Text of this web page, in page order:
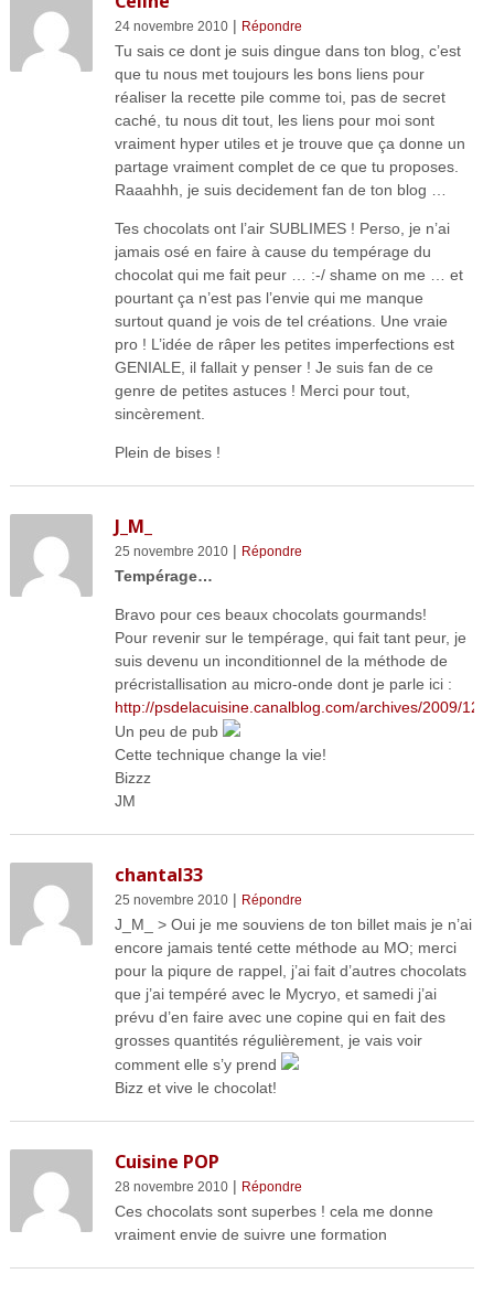
24 novembre 2010| Répondre
Tu sais ce dont je suis dingue dans ton blog, c’est
que tu nous met toujours les bons liens pour
réaliser la recette pile comme toi, pas de secret
caché, tu nous dit tout, les liens pour moi sont
vraiment hyper utiles et je trouve que ça donne un
partage vraiment complet de ce que tu proposes.
Raaahhh, je suis decidement fan de ton blog …
Tes chocolats ont l’air SUBLIMES ! Perso, je n’ai
jamais osé en faire à cause du tempérage du
chocolat qui me fait peur … :-/ shame on me … et
pourtant ça n’est pas l’envie qui me manque
surtout quand je vois de tel créations. Une vraie
pro ! L’idée de râper les petites imperfections est
GENIALE, il fallait y penser ! Je suis fan de ce
genre de petites astuces ! Merci pour tout,
sincèrement.
Plein de bises !
J_M_
25 novembre 2010| Répondre
Tempérage…
Bravo pour ces beaux chocolats gourmands!
Pour revenir sur le tempérage, qui fait tant peur, je
suis devenu un inconditionnel de la méthode de
précristallisation au micro-onde dont je parle ici :
http://psdelacuisine.canalblog.com/archives/2009/12/
Un peu de pub
Cette technique change la vie!
Bizzz
JM
chantal33
25 novembre 2010| Répondre
J_M_ > Oui je me souviens de ton billet mais je n’ai
encore jamais tenté cette méthode au MO; merci
pour la piqure de rappel, j’ai fait d’autres chocolats
que j’ai tempéré avec le Mycryo, et samedi j’ai
prévu d’en faire avec une copine qui en fait des
grosses quantités régulièrement, je vais voir
comment elle s’y prend
Bizz et vive le chocolat!
Cuisine POP
28 novembre 2010| Répondre
Ces chocolats sont superbes ! cela me donne
vraiment envie de suivre une formation